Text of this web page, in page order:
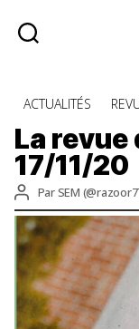
Catégories
ACTUALITÉS
La revue
17/11/20
Auteur
de
l’article
ParSEM